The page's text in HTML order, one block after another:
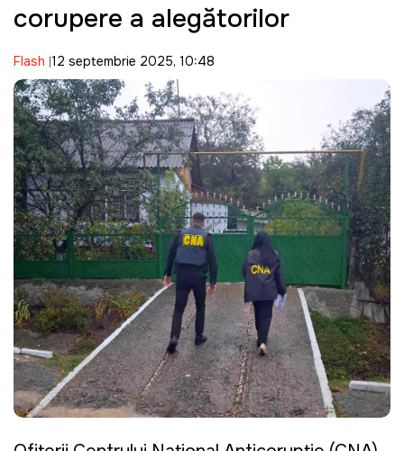
corupere a alegătorilor
Flash 12 septembrie 2025, 10:48